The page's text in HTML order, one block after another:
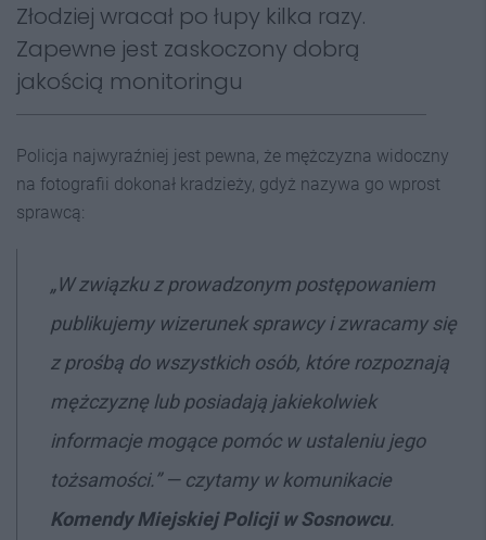
Złodziej wracał po łupy kilka razy.
Zapewne jest zaskoczony dobrą
jakością monitoringu
Policja najwyraźniej jest pewna, że mężczyzna widoczny
na fotografii dokonał kradzieży, gdyż nazywa go wprost
sprawcą:
„W związku z prowadzonym postępowaniem
publikujemy wizerunek sprawcy i zwracamy się
z prośbą do wszystkich osób, które rozpoznają
mężczyznę lub posiadają jakiekolwiek
informacje mogące pomóc w ustaleniu jego
tożsamości.” — czytamy w komunikacie
Komendy Miejskiej Policji w Sosnowcu.